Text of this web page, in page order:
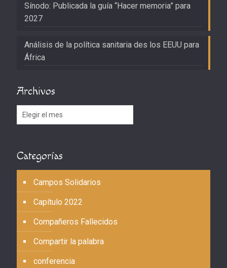
Sínodo: Publicada la guía “Hacer memoria” para
2027
Análisis de la política sanitaria des los EEUU para
África
Archivos
Archivos
Categorías
Campos Solidarios
Capítulo 2022
Compañeros Fallecidos
Compartir la palabra
conferencia